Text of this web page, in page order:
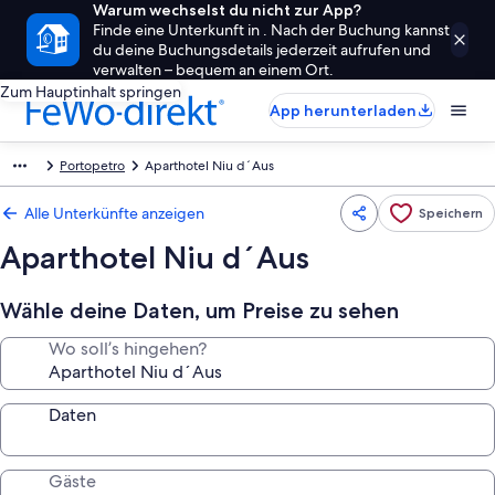
Warum wechselst du nicht zur App?
Finde eine Unterkunft in . Nach der Buchung kannst
du deine Buchungsdetails jederzeit aufrufen und
verwalten – bequem an einem Ort.
Zum Hauptinhalt springen
App herunterladen
Portopetro Aparthotel Niu d´Aus
Alle Unterkünfte anzeigen Speichern
Aparthotel Niu d´Aus
Wähle deine Daten, um Preise zu sehen
Wo soll’s hingehen?
Daten
Gäste